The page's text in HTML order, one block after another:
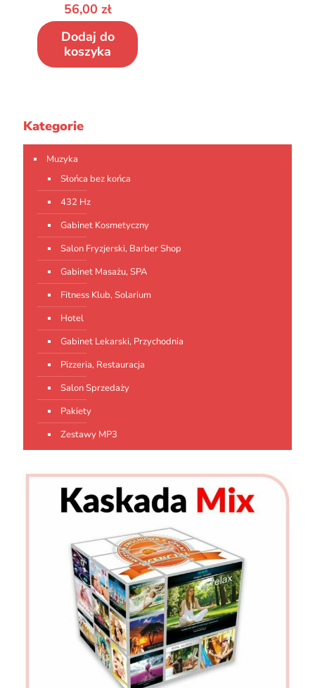
56,00 zł
Dodaj do
koszyka
Kategorie
Muzyka
Słońca bez końca
432 Hz
Gabinet Kosmetyczny
Salon Fryzjerski, Barber Shop
Gabinet Masażu, SPA
Fitness Klub, Solarium
Hotel
Gabinet Lekarski, Przychodnia
Pizzeria, Restauracja
Salon Sprzedaży
Pakiety
Zestawy MP3